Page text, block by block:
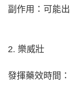
副作用：可能
2. 樂威壯
發揮藥效時間